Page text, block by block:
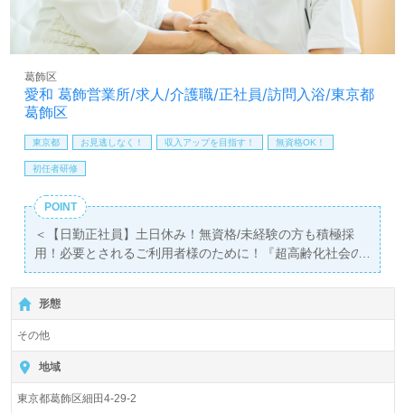
護】＊求人情報収集、将来的に検討の方も遠慮なく＊
LINE、メール、お電話などご希望に応じてお問い合わせ/ご
相談可能です。転職相談、求人紹介、年収交渉など完全無
あり！＞"転職支援"のプロと一緒に転職活動！お問い合わ
せお待ちしております。
愛和 葛飾営業所/求人/介護職/正社員/訪問入浴/東京都
葛飾区
葛飾区
東京都 お見逃しなく！ 収入アップを目指す！ 無資格OK！
初任者研修
POINT
＜【日勤正社員】土日休み！無資格/未経験の方も積極採
用！必要とされるご利用者様のために！『超高齢化社会の
日本を元気にする』企業様！＞◎訪問入浴介護職/正社員募
集◎【月給249,000円～259,000円/賞与2回】『京成小岩
駅』徒歩15分。
『愛和 葛飾営業所』株式会社愛和（本社：東京都葛飾区）
様の運営です。東京都を中心に訪問介護、訪問入浴、デイ
サービス、グループホーム、居宅介護支援事業を展開され
ています。
形態
その他
地域
東京都葛飾区細田4-29-2